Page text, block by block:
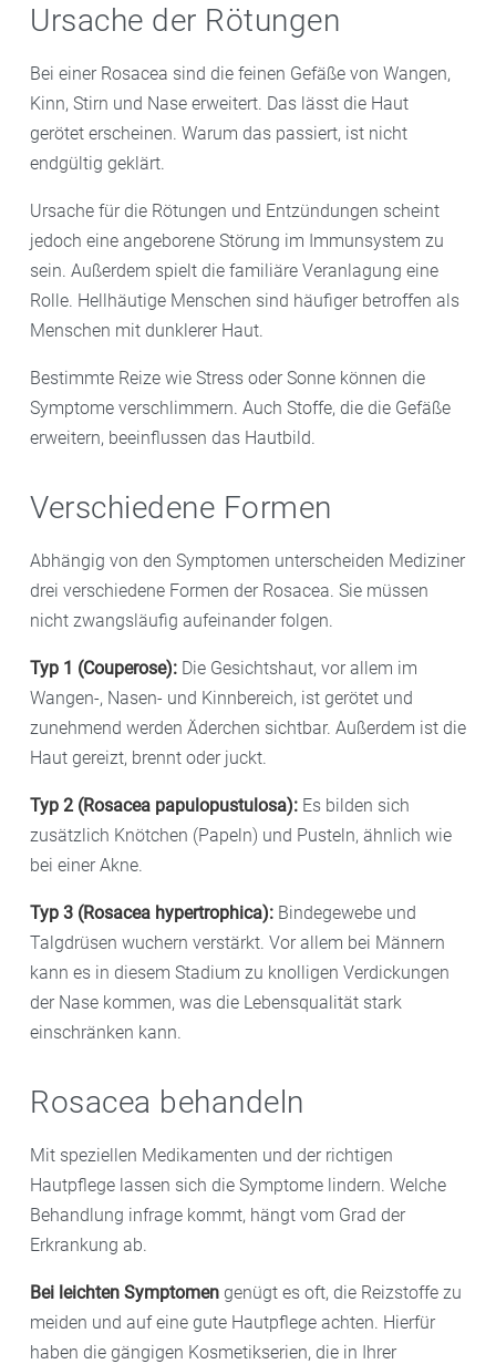
Ursache der Rötungen
Bei einer Rosacea sind die feinen Gefäße von Wangen,
Kinn, Stirn und Nase erweitert. Das lässt die Haut
gerötet erscheinen. Warum das passiert, ist nicht
endgültig geklärt.
Ursache für die Rötungen und Entzündungen scheint
jedoch eine angeborene Störung im Immunsystem zu
sein. Außerdem spielt die familiäre Veranlagung eine
Rolle. Hellhäutige Menschen sind häufiger betroffen als
Menschen mit dunklerer Haut.
Bestimmte Reize wie Stress oder Sonne können die
Symptome verschlimmern. Auch Stoffe, die die Gefäße
erweitern, beeinflussen das Hautbild.
Verschiedene Formen
Abhängig von den Symptomen unterscheiden Mediziner
drei verschiedene Formen der Rosacea. Sie müssen
nicht zwangsläufig aufeinander folgen.
Typ 1 (Couperose): Die Gesichtshaut, vor allem im
Wangen-, Nasen- und Kinnbereich, ist gerötet und
zunehmend werden Äderchen sichtbar. Außerdem ist die
Haut gereizt, brennt oder juckt.
Typ 2 (Rosacea papulopustulosa): Es bilden sich
zusätzlich Knötchen (Papeln) und Pusteln, ähnlich wie
bei einer Akne.
Typ 3 (Rosacea hypertrophica): Bindegewebe und
Talgdrüsen wuchern verstärkt. Vor allem bei Männern
kann es in diesem Stadium zu knolligen Verdickungen
der Nase kommen, was die Lebensqualität stark
einschränken kann.
Rosacea behandeln
Mit speziellen Medikamenten und der richtigen
Hautpflege lassen sich die Symptome lindern. Welche
Behandlung infrage kommt, hängt vom Grad der
Erkrankung ab.
Bei leichten Symptomen genügt es oft, die Reizstoffe zu
meiden und auf eine gute Hautpflege achten. Hierfür
haben die gängigen Kosmetikserien, die in Ihrer